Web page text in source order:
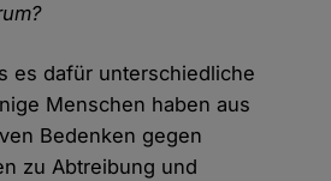
es dafür unterschiedliche
Menschen haben aus
Bedenken gegen
zu Abtreibung und